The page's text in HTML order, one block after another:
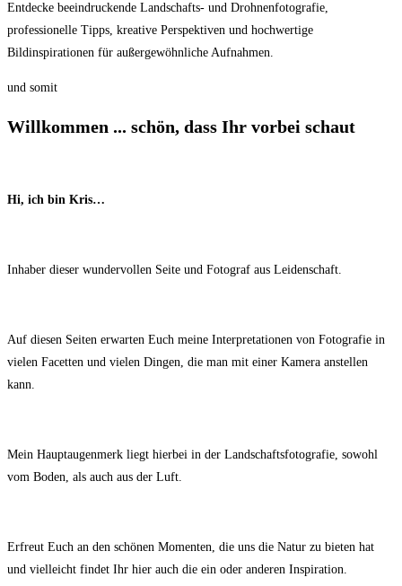
Entdecke beeindruckende Landschafts- und Drohnenfotografie,
professionelle Tipps, kreative Perspektiven und hochwertige
Bildinspirationen für außergewöhnliche Aufnahmen.
und somit
Willkommen ... schön, dass Ihr vorbei schaut
Hi, ich bin Kris…
Inhaber dieser wundervollen Seite und Fotograf aus Leidenschaft.
Auf diesen Seiten erwarten Euch meine Interpretationen von Fotografie in
vielen Facetten und vielen Dingen, die man mit einer Kamera anstellen
kann.
Mein Hauptaugenmerk liegt hierbei in der Landschaftsfotografie, sowohl
vom Boden, als auch aus der Luft.
Erfreut Euch an den schönen Momenten, die uns die Natur zu bieten hat
und vielleicht findet Ihr hier auch die ein oder anderen Inspiration.